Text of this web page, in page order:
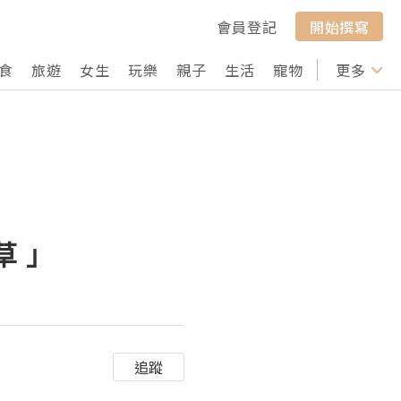
會員登記
開始撰寫
旅遊 女生 玩樂 親子 生活 寵物 行山 打卡
更多
」
追蹤